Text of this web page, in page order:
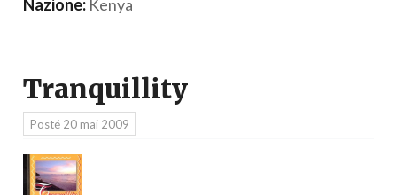
Nazione: Kenya
Tranquillity
Posté 20 mai 2009